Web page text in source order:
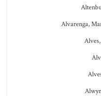
Alvarenga,